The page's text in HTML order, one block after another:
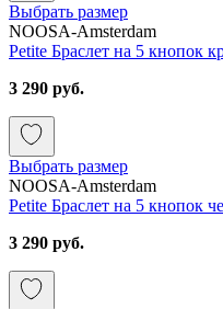
Выбрать размер
NOOSA-Amsterdam
Petite Браслет на 5 кнопок
3 290 руб.
Выбрать размер
NOOSA-Amsterdam
Petite Браслет на 5 кнопок
3 290 руб.